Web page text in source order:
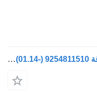
بطاريات المراكم القابلة لتخزين الطاقة WABCO XF106 (01.14-) 9254811510 لـ السيارات القاطرة DAF XF106 (2014-)